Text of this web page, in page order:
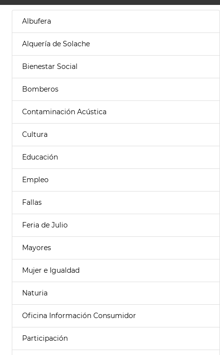
Albufera
Alquería de Solache
Bienestar Social
Bomberos
Contaminación Acústica
Cultura
Educación
Empleo
Fallas
Feria de Julio
Mayores
Mujer e Igualdad
Naturia
Oficina Información Consumidor
Participación